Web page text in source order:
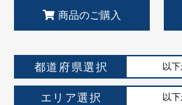
商品のご購入
都道府県選択 以
エリア選択 以